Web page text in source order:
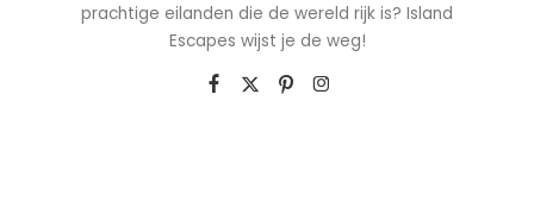
prachtige eilanden die de wereld rijk is? Island
Escapes wijst je de weg!